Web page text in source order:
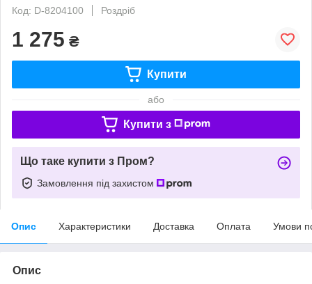
Код: D-8204100
Роздріб
1 275 ₴
Купити
або
Купити з
Що таке купити з Пром?
Замовлення під захистом
Опис Характеристики Доставка Оплата Умови
Опис